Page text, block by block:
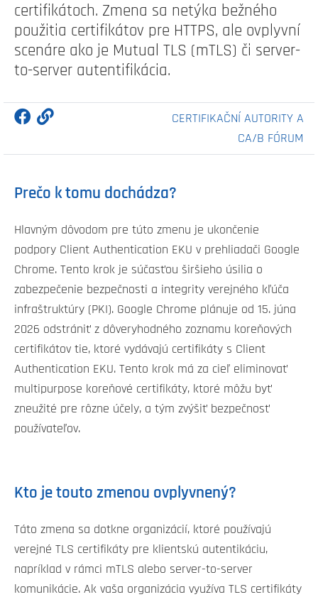
certifikátoch. Zmena sa netýka bežného
použitia certifikátov pre HTTPS, ale ovplyvní
scenáre ako je Mutual TLS (mTLS) či server-
to-server autentifikácia.
CERTIFIKAČNÍ AUTORITY A
CA/B FÓRUM
Prečo k tomu dochádza?
Hlavným dôvodom pre túto zmenu je ukončenie
podpory Client Authentication EKU v prehliadači Google
Chrome. Tento krok je súčasťou širšieho úsilia o
zabezpečenie bezpečnosti a integrity verejného kľúča
infraštruktúry (PKI). Google Chrome plánuje od 15. júna
2026 odstrániť z dôveryhodného zoznamu koreňových
certifikátov tie, ktoré vydávajú certifikáty s Client
Authentication EKU. Tento krok má za cieľ eliminovať
multipurpose koreňové certifikáty, ktoré môžu byť
zneužité pre rôzne účely, a tým zvýšiť bezpečnosť
používateľov.
Kto je touto zmenou ovplyvnený?
Táto zmena sa dotkne organizácií, ktoré používajú
verejné TLS certifikáty pre klientskú autentikáciu,
napríklad v rámci mTLS alebo server-to-server
komunikácie. Ak vaša organizácia využíva TLS certifikáty